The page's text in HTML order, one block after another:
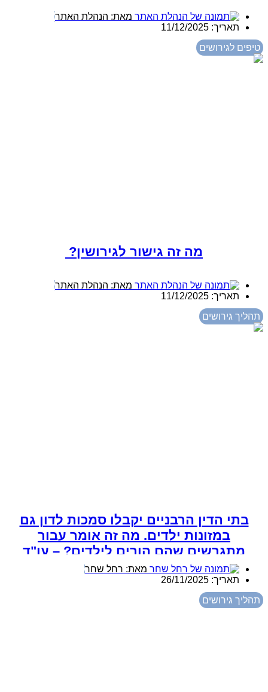
מאת: הנהלת האתר
תאריך: 11/12/2025
טיפים לגירושים
מה זה גישור לגירושין?
מאת: הנהלת האתר
תאריך: 11/12/2025
תהליך גירושים
בתי הדין הרבניים יקבלו סמכות לדון גם
במזונות ילדים. מה זה אומר עבור
מתגרשים שהם הורים לילדים? – עו"ד
רחל שחר
מאת: רחל שחר
תאריך: 26/11/2025
תהליך גירושים